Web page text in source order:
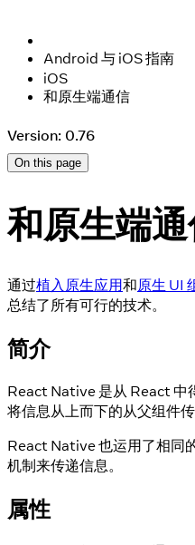
Android 与 iOS 指南
iOS
和原生端通信
Version: 0.76
On this page
和原生端
通过植入原生应用和原生 UI
总结了所有可行的技术。
简介
React Native 是从 React 中
将信息从上而下的从父组件
React Native 也运用了相同
机制来传递信息。
属性